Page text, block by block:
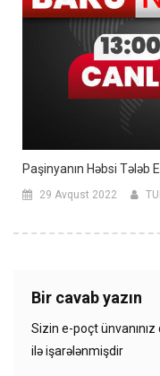
Paşinyanın Həbsi Tələb
29 Avqust 2022
Bir cavab yazın
Sizin e-poçt
ilə işarələnmişdir